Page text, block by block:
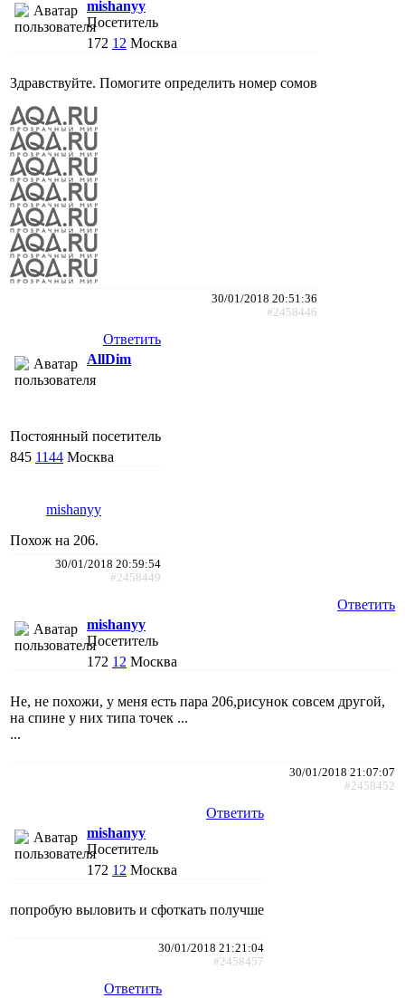
mishanyy
Посетитель
172 12 Москва
Здравствуйте. Помогите определить номер сомов
30/01/2018 20:51:36
#2458446
Ответить
AllDim
Постоянный посетитель
845 1144 Москва
mishanyy
Похож на 206.
30/01/2018 20:59:54
#2458449
Ответить
mishanyy
Посетитель
172 12 Москва
Не, не похожи, у меня есть пара 206,рисунок совсем другой,
на спине у них типа точек ...
...
30/01/2018 21:07:07
#2458452
Ответить
mishanyy
Посетитель
172 12 Москва
попробую выловить и сфоткать получше
30/01/2018 21:21:04
#2458457
Ответить